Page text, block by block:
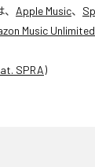
、 Apple Music、
Music Unlimited
SPRA)